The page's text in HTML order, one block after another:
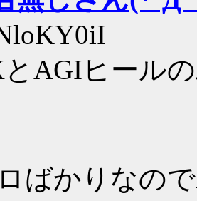
とAGIヒール
ばかりなの